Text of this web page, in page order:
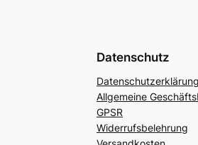
Datenschutz
Datenschutzerklärung
Allgemeine
GPSR
Widerrufsbelehrung